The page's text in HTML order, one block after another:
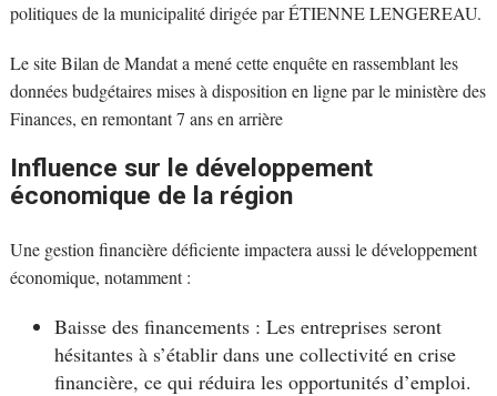
politiques de la municipalité dirigée par ÉTIENNE LENGEREAU.
Le site Bilan de Mandat a mené cette enquête en rassemblant les
données budgétaires mises à disposition en ligne par le ministère des
Finances, en remontant 7 ans en arrière
Influence sur le développement
économique de la région
Une gestion financière déficiente impactera aussi le développement
économique, notamment :
Baisse des financements : Les entreprises seront
hésitantes à s’établir dans une collectivité en crise
financière, ce qui réduira les opportunités d’emploi.